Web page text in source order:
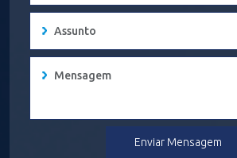
Enviar Mensagem